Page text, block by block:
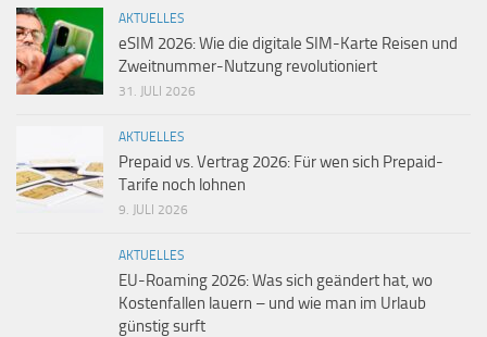
AKTUELLES
eSIM 2026: Wie die digitale SIM-Karte Reisen und
Zweitnummer-Nutzung revolutioniert
31. JULI 2026
AKTUELLES
Prepaid vs. Vertrag 2026: Für wen sich Prepaid-
Tarife noch lohnen
9. JULI 2026
AKTUELLES
EU-Roaming 2026: Was sich geändert hat, wo
Kostenfallen lauern – und wie man im Urlaub
günstig surft